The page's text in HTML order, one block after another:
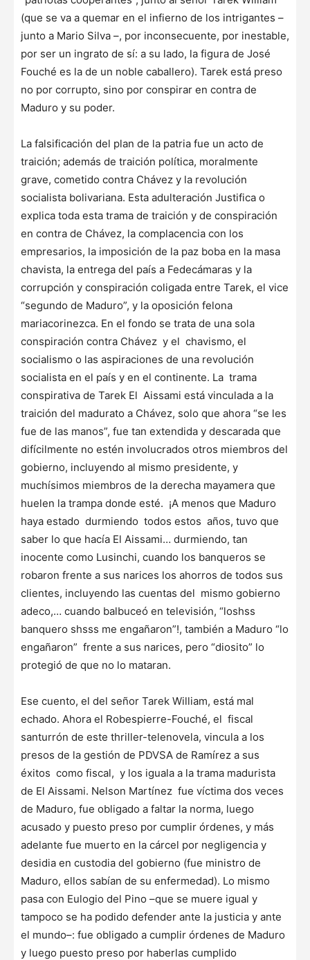
(que se va a quemar en el infierno de los intrigantes –
junto a Mario Silva –, por inconsecuente, por inestable,
por ser un ingrato de sí: a su lado, la figura de José
Fouché es la de un noble caballero). Tarek está preso
no por corrupto, sino por conspirar en contra de
Maduro y su poder.
La falsificación del plan de la patria fue un acto de
traición; además de traición política, moralmente
grave, cometido contra Chávez y la revolución
socialista bolivariana. Esta adulteración Justifica o
explica toda esta trama de traición y de conspiración
en contra de Chávez, la complacencia con los
empresarios, la imposición de la paz boba en la masa
chavista, la entrega del país a Fedecámaras y la
corrupción y conspiración coligada entre Tarek, el vice
“segundo de Maduro”, y la oposición felona
mariacorinezca. En el fondo se trata de una sola
conspiración contra Chávez y el chavismo, el
socialismo o las aspiraciones de una revolución
socialista en el país y en el continente. La trama
conspirativa de Tarek El Aissami está vinculada a la
traición del madurato a Chávez, solo que ahora “se les
fue de las manos”, fue tan extendida y descarada que
difícilmente no estén involucrados otros miembros del
gobierno, incluyendo al mismo presidente, y
muchísimos miembros de la derecha mayamera que
huelen la trampa donde esté. ¡A menos que Maduro
haya estado durmiendo todos estos años, tuvo que
saber lo que hacía El Aissami… durmiendo, tan
inocente como Lusinchi, cuando los banqueros se
robaron frente a sus narices los ahorros de todos sus
clientes, incluyendo las cuentas del mismo gobierno
adeco,… cuando balbuceó en televisión, “loshss
banquero shsss me engañaron”!, también a Maduro “lo
engañaron” frente a sus narices, pero “diosito” lo
protegió de que no lo mataran.
Ese cuento, el del señor Tarek William, está mal
echado. Ahora el Robespierre-Fouché, el fiscal
santurrón de este thriller-telenovela, vincula a los
presos de la gestión de PDVSA de Ramírez a sus
éxitos como fiscal, y los iguala a la trama madurista
de El Aissami. Nelson Martínez fue víctima dos veces
de Maduro, fue obligado a faltar la norma, luego
acusado y puesto preso por cumplir órdenes, y más
adelante fue muerto en la cárcel por negligencia y
desidia en custodia del gobierno (fue ministro de
Maduro, ellos sabían de su enfermedad). Lo mismo
pasa con Eulogio del Pino –que se muere igual y
tampoco se ha podido defender ante la justicia y ante
el mundo–: fue obligado a cumplir órdenes de Maduro
y luego puesto preso por haberlas cumplido